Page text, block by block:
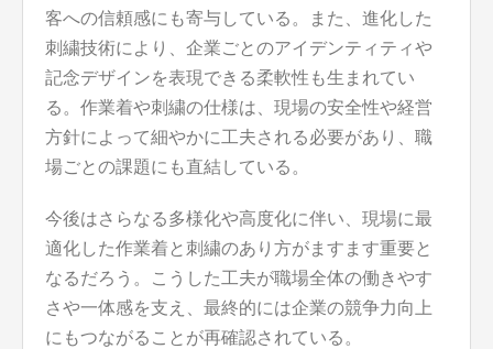
客への信頼感にも寄与している。また、進化した
刺繍技術により、企業ごとのアイデンティティや
記念デザインを表現できる柔軟性も生まれてい
る。作業着や刺繍の仕様は、現場の安全性や経営
方針によって細やかに工夫される必要があり、職
場ごとの課題にも直結している。
今後はさらなる多様化や高度化に伴い、現場に最
適化した作業着と刺繍のあり方がますます重要と
なるだろう。こうした工夫が職場全体の働きやす
さや一体感を支え、最終的には企業の競争力向上
にもつながることが再確認されている。